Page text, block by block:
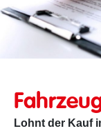
Lohnt der Kauf